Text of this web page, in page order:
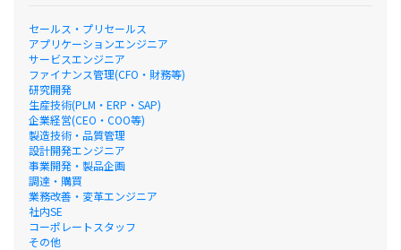
セールス・プリセールス
アプリケーションエンジニア
サービスエンジニア
ファイナンス管理(CFO・財務等)
研究開発
生産技術(PLM・ERP・SAP)
企業経営(CEO・COO等)
製造技術・品質管理
設計開発エンジニア
事業開発・製品企画
調達・購買
業務改善・変革エンジニア
社内SE
コーポレートスタッフ
その他